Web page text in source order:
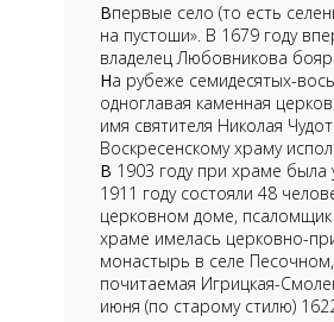
Впервые село (то есть
на пустоши». В 1679 году
владелец Любовникова
На рубеже семидесятых-
одноглавая каменная
имя святителя Николая
Воскресенскому храму
В 1903 году при храме была
1911 году состояли 48
церковном доме, псаломщик
храме имелась церковно-
монастырь в селе
почитаемая Игрицкая-
июня (по старому стилю)